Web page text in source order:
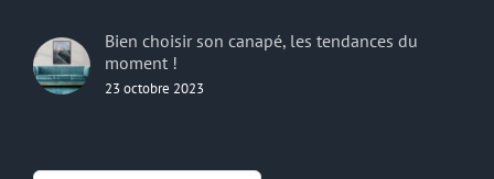
Bien choisir son canapé, les tendances du
moment !
23 octobre 2023